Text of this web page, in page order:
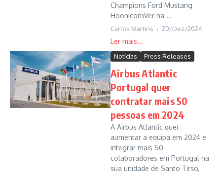
Champions Ford Mustang
HoonicornVer na ...
Carlos Martins 20/Dez/2024
Notícias Press Releases
Airbus Atlantic
Portugal quer
contratar mais 50
pessoas em 2024
A Airbus Atlantic quer
aumentar a equipa em 2024 e
integrar mais 50
colaboradores em Portugal na
sua unidade de Santo Tirso,